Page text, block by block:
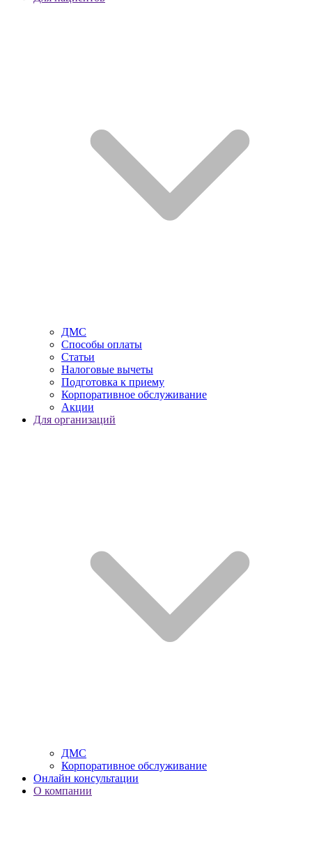
ДМС
Способы оплаты
Статьи
Налоговые вычеты
Подготовка к приему
Корпоративное обслуживание
Акции
Для организаций
ДМС
Корпоративное обслуживание
Онлайн консультации
О компании